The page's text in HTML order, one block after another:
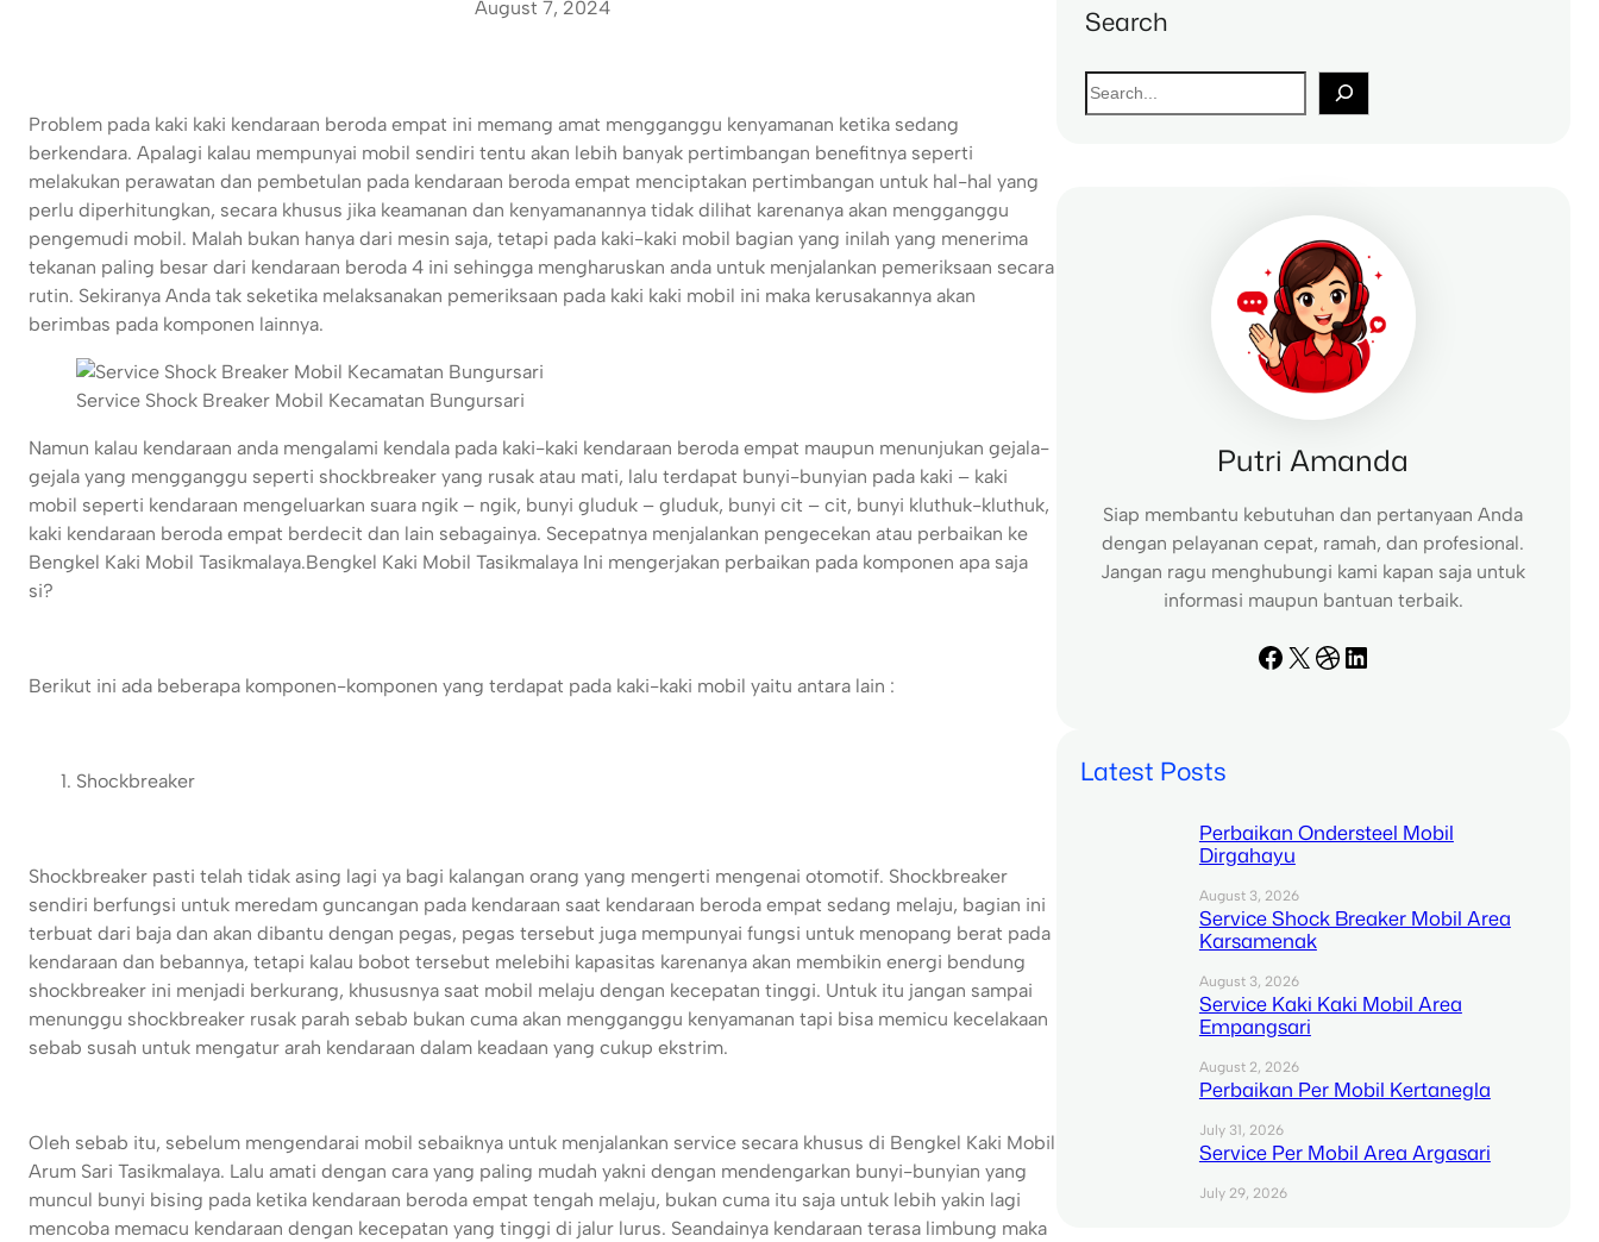
August 7, 2024
Problem pada kaki kaki kendaraan beroda empat ini memang amat mengganggu kenyamanan ketika sedang
berkendara. Apalagi kalau mempunyai mobil sendiri tentu akan lebih banyak pertimbangan benefitnya seperti
melakukan perawatan dan pembetulan pada kendaraan beroda empat menciptakan pertimbangan untuk hal-hal yang
perlu diperhitungkan, secara khusus jika keamanan dan kenyamanannya tidak dilihat karenanya akan mengganggu
pengemudi mobil. Malah bukan hanya dari mesin saja, tetapi pada kaki-kaki mobil bagian yang inilah yang menerima
tekanan paling besar dari kendaraan beroda 4 ini sehingga mengharuskan anda untuk menjalankan pemeriksaan secara
rutin. Sekiranya Anda tak seketika melaksanakan pemeriksaan pada kaki kaki mobil ini maka kerusakannya akan
berimbas pada komponen lainnya.
Service Shock Breaker Mobil Kecamatan Bungursari
Namun kalau kendaraan anda mengalami kendala pada kaki-kaki kendaraan beroda empat maupun menunjukan gejala-
gejala yang mengganggu seperti shockbreaker yang rusak atau mati, lalu terdapat bunyi-bunyian pada kaki – kaki
mobil seperti kendaraan mengeluarkan suara ngik – ngik, bunyi gluduk – gluduk, bunyi cit – cit, bunyi kluthuk-kluthuk,
kaki kendaraan beroda empat berdecit dan lain sebagainya. Secepatnya menjalankan pengecekan atau perbaikan ke
Bengkel Kaki Mobil Tasikmalaya.Bengkel Kaki Mobil Tasikmalaya Ini mengerjakan perbaikan pada komponen apa saja
si?
Berikut ini ada beberapa komponen-komponen yang terdapat pada kaki-kaki mobil yaitu antara lain :
Shockbreaker
Shockbreaker pasti telah tidak asing lagi ya bagi kalangan orang yang mengerti mengenai otomotif. Shockbreaker
sendiri berfungsi untuk meredam guncangan pada kendaraan saat kendaraan beroda empat sedang melaju, bagian ini
terbuat dari baja dan akan dibantu dengan pegas, pegas tersebut juga mempunyai fungsi untuk menopang berat pada
kendaraan dan bebannya, tetapi kalau bobot tersebut melebihi kapasitas karenanya akan membikin energi bendung
shockbreaker ini menjadi berkurang, khususnya saat mobil melaju dengan kecepatan tinggi. Untuk itu jangan sampai
menunggu shockbreaker rusak parah sebab bukan cuma akan mengganggu kenyamanan tapi bisa memicu kecelakaan
sebab susah untuk mengatur arah kendaraan dalam keadaan yang cukup ekstrim.
Oleh sebab itu, sebelum mengendarai mobil sebaiknya untuk menjalankan service secara khusus di Bengkel Kaki Mobil
Arum Sari Tasikmalaya. Lalu amati dengan cara yang paling mudah yakni dengan mendengarkan bunyi-bunyian yang
muncul bunyi bising pada ketika kendaraan beroda empat tengah melaju, bukan cuma itu saja untuk lebih yakin lagi
mencoba memacu kendaraan dengan kecepatan yang tinggi di jalur lurus. Seandainya kendaraan terasa limbung maka
Search
S
e
Putri Amanda
Siap membantu kebutuhan dan pertanyaan Anda
dengan pelayanan cepat, ramah, dan profesional.
Jangan ragu menghubungi kami kapan saja untuk
informasi maupun bantuan terbaik.
Facebook X Dribbble LinkedIn
Latest Posts
Perbaikan Ondersteel Mobil
Dirgahayu
August 3, 2026
Service Shock Breaker Mobil Area
Karsamenak
August 3, 2026
Service Kaki Kaki Mobil Area
Empangsari
August 2, 2026
Perbaikan Per Mobil Kertanegla
July 31, 2026
Service Per Mobil Area Argasari
July 29, 2026